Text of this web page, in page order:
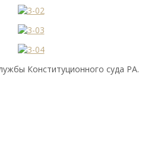
Конституционного суда РА.